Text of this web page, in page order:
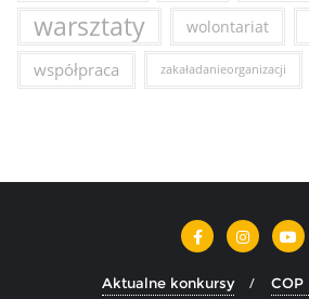
warsztaty wolontariat
współpraca zakaładanieorganizacji
Aktualne konkursy COP